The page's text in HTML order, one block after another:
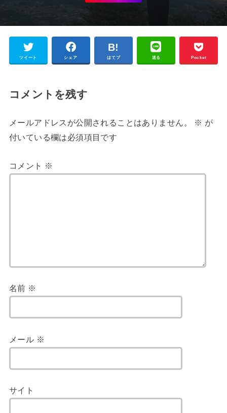
ツイート シェア はてブ 送る Pocket
コメントを残す
メールアドレスが公開されることはありません。 ※ が
付いている欄は必須項目です
コメント ※
名前 ※
メール ※
サイト